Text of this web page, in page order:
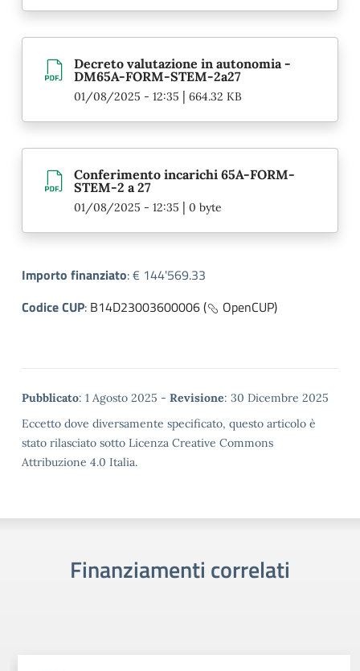
Decreto valutazione in autonomia -
DM65A-FORM-STEM-2a27
01/08/2025 - 12:35 | 664.32 KB
Conferimento incarichi 65A-FORM-
STEM-2 a 27
01/08/2025 - 12:35 | 0 byte
Importo finanziato:€ 144'569.33
Codice CUP: B14D23003600006 ( OpenCUP)
Metadata
Pubblicato: 1 Agosto 2025 - Revisione: 30 Dicembre 2025
Eccetto dove diversamente specificato, questo articolo è
stato rilasciato sotto Licenza Creative Commons
Attribuzione 4.0 Italia.
Finanziamenti correlati